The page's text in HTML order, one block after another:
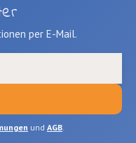
per E-Mail.
und AGB.